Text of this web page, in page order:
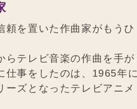
を置いた作曲家がもうひ
テレビ音楽の作曲を手が
仕事をしたのは、1965年に
ズとなったテレビアニメ